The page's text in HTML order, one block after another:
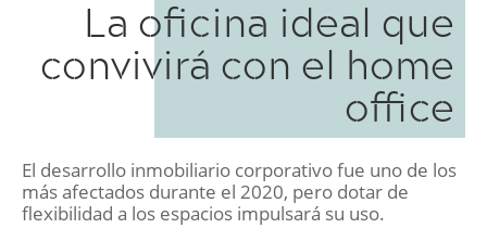
La oficina ideal que
convivirá con el home
office
El desarrollo inmobiliario corporativo fue uno de los
más afectados durante el 2020, pero dotar de
flexibilidad a los espacios impulsará su uso.